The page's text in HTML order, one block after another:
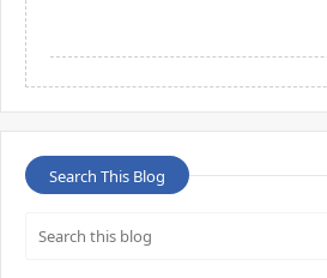
Search This Blog